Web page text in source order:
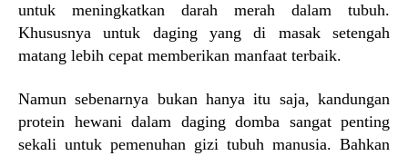
untuk meningkatkan darah merah dalam tubuh.
Khususnya untuk daging yang di masak setengah
matang lebih cepat memberikan manfaat terbaik.
Namun sebenarnya bukan hanya itu saja, kandungan
protein hewani dalam daging domba sangat penting
sekali untuk pemenuhan gizi tubuh manusia. Bahkan